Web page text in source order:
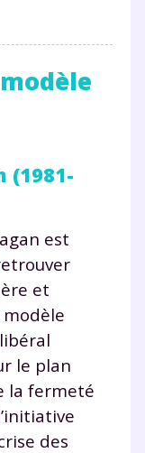
(1981-
est
et
le plan
la fermeté
des